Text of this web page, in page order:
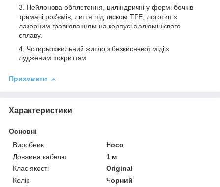
Нейлонова обплетення, циліндричні у формі бочків
тримачі роз'ємів, лиття під тиском TPE, логотип з
лазерним гравіюванням на корпусі з алюмінієвого
сплаву.
Чотирьохжильний житло з безкисневої міді з
лудженим покриттям
Приховати
Характеристики
Основні
Виробник
Hoco
Довжина кабелю
1 м
Клас якості
Original
Колір
Чорний